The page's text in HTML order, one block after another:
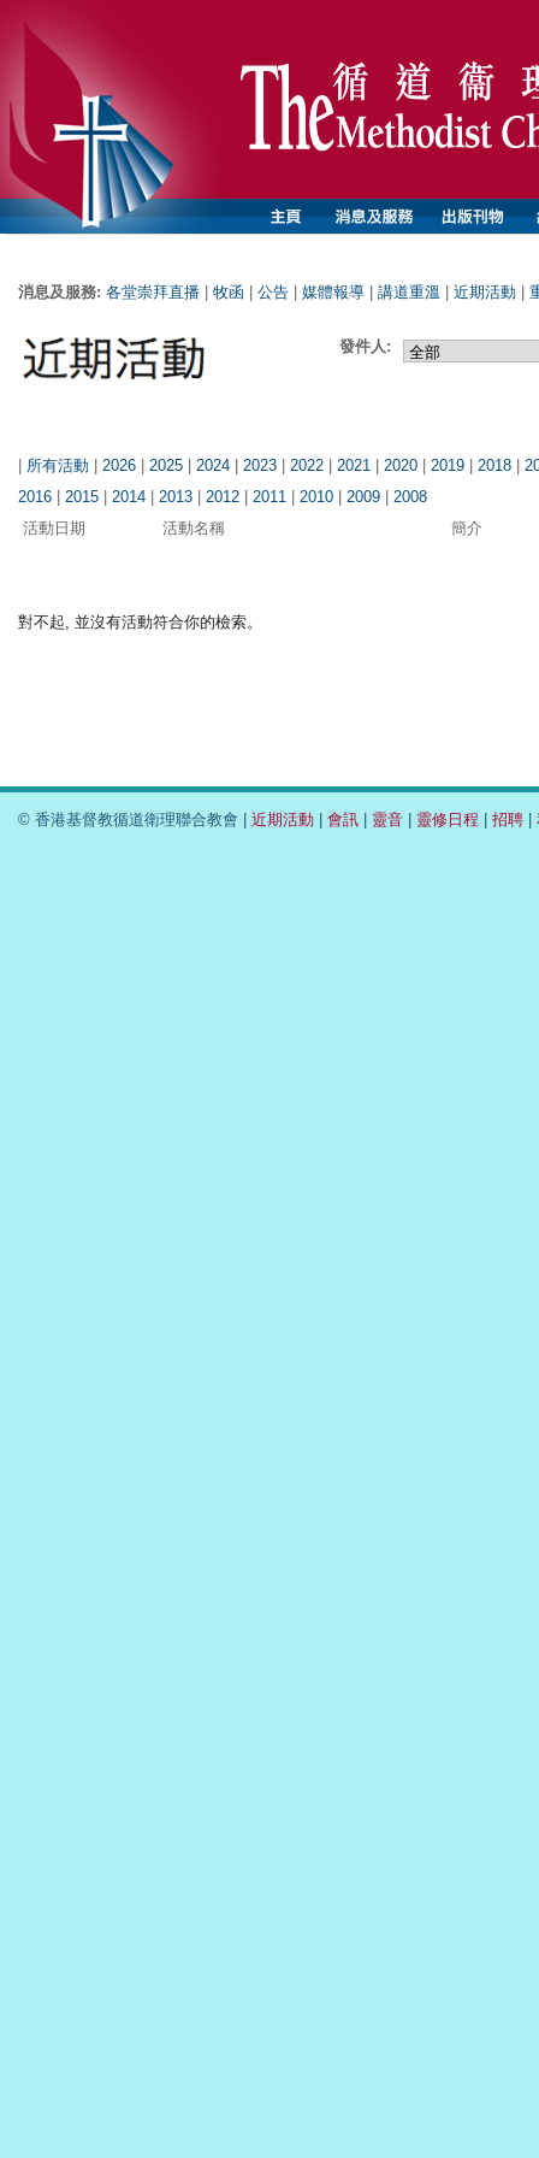
消息及服務: 各堂崇拜直播 牧函 公告 媒體報導 講道重溫 近期活動
發件人:
| 所有活動 | 2026 | 2025 | 2024 | 2023 | 2022 | 2021 | 2020 | 2019 | 2018 |
2016 | 2015 | 2014 | 2013 | 2012 | 2011 | 2010 | 2009 | 2008
活動日期
活動名稱 簡介
對不起, 並沒有活動符合你的檢索。
© 香港基督教循道衛理聯合教會 | 近期活動 會訊 靈音 靈修日程 招聘